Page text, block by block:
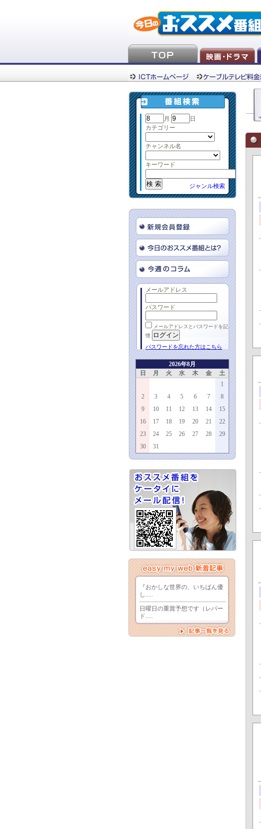
月
日
カテゴリー
チャンネル名
キーワード
ジャンル検索
メールアドレス
パスワード
メールアドレスとパスワードを記
憶
パスワードを忘れた方はこちら
2026年8月
日
月 火 水 木 金
土
1
2
3 4 5 6 7
8
9
10 11 12 13 14
15
16
17 18 19 20 21
22
23
24 25 26 27 28
29
30
31